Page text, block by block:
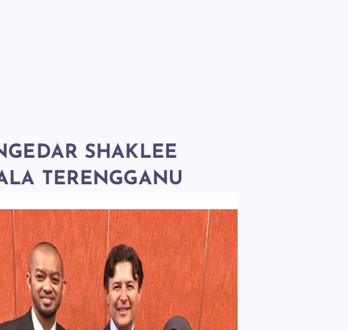
SHAKLEE
TERENGGANU